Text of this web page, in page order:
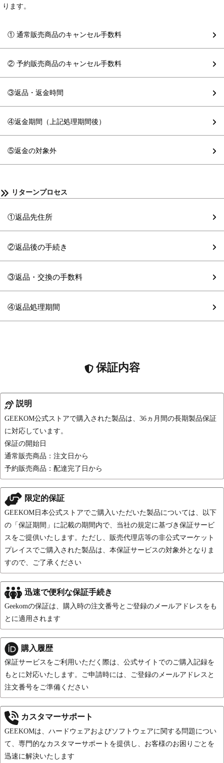
ります。
① 通常販売商品のキャンセル手数料
② 予約販売商品のキャンセル手数料
③返品・返金時間
④返金期間（上記処理期間後）
⑤返金の対象外
リターンプロセス
①返品先住所
②返品後の手続き
③返品・交換の手数料
④返品処理期間
保証内容
説明
GEEKOM公式ストアで購入された製品は、36ヵ月間の長期製品保証
に対応しています。
保証の開始日
通常販売商品：注文日から
予約販売商品：配達完了日から
限定的保証
GEEKOM日本公式ストアでご購入いただいた製品については、以下
の「保証期間」に記載の期間内で、当社の規定に基づき保証サービ
スをご提供いたします。ただし、販売代理店等の非公式マーケット
プレイスでご購入された製品は、本保証サービスの対象外となりま
すので、ご了承ください
迅速で便利な保証手続き
Geekomの保証は、購入時の注文番号とご登録のメールアドレスをも
とに適用されます
購入履歴
保証サービスをご利用いただく際は、公式サイトでのご購入記録を
もとに対応いたします。ご申請時には、ご登録のメールアドレスと
注文番号をご準備ください
カスタマーサポート
GEEKOMは、ハードウェアおよびソフトウェアに関する問題につい
て、専門的なカスタマーサポートを提供し、お客様のお困りごとを
迅速に解決いたします